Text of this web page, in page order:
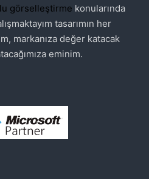
görselleştirme konularında
tasarımın her
markanıza değer katacak
eminim.